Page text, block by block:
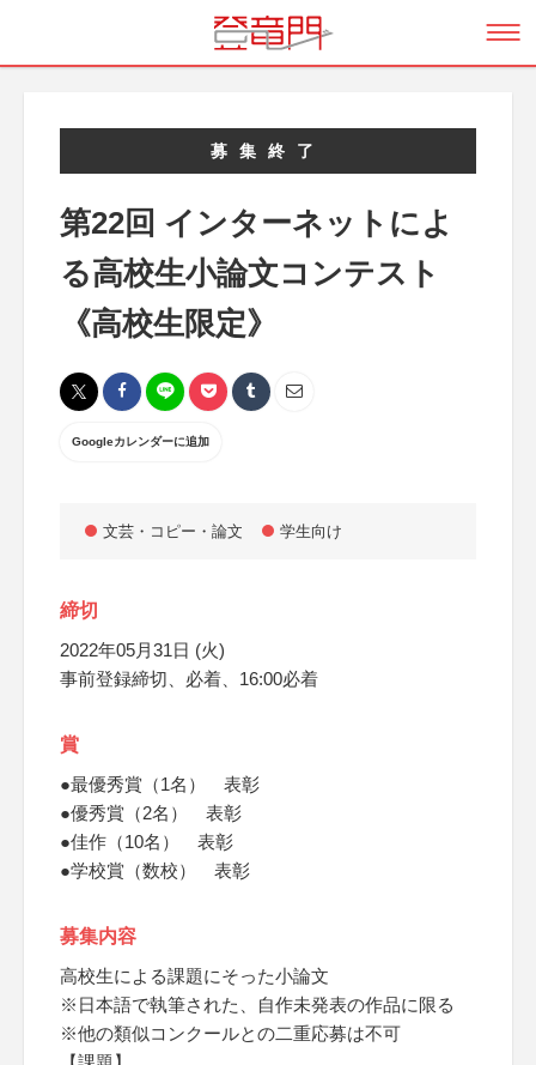
募集終了
第22回 インターネットによ
る高校生小論文コンテスト
《高校生限定》
Googleカレンダーに追加
文芸・コピー・論文 学生向け
締切
2022年05月31日 (火)
事前登録締切、必着、16:00必着
賞
●最優秀賞（1名） 表彰
●優秀賞（2名） 表彰
●佳作（10名） 表彰
●学校賞（数校） 表彰
募集内容
高校生による課題にそった小論文
※日本語で執筆された、自作未発表の作品に限る
※他の類似コンクールとの二重応募は不可